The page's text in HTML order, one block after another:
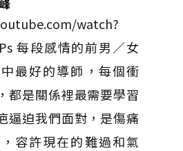
watch?
每段感情的前男／女
最好的導師，每個衝
都是關係裡最需要學習
逼迫我們面對，是傷痛
容許現在的難過和氣